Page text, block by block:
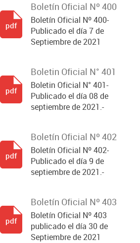
Boletín Oficial Nº 400
Boletín Oficial Nº 400-
Publicado el día 7 de
Septiembre de 2021
pdf
Boletin Oficial N° 401
Boletin Oficial N° 401-
Publicado el día 08 de
septiembre de 2021.-
pdf
Boletín Oficial Nº 402
Boletín Oficial Nº 402-
Publicado el día 9 de
septiembre de 2021.-
pdf
Boletín Oficial Nº 403
Boletín Oficial Nº 403
publicado el día 30 de
Septiembre de 2021
pdf